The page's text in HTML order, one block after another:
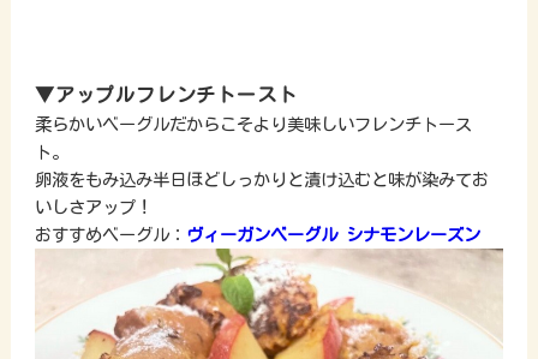
▼アップルフレンチトースト
柔らかいベーグルだからこそより美味しいフレンチトース
ト。
卵液をもみ込み半日ほどしっかりと漬け込むと味が染みてお
いしさアップ！
おすすめベーグル： ヴィーガンベーグル シナモンレーズン